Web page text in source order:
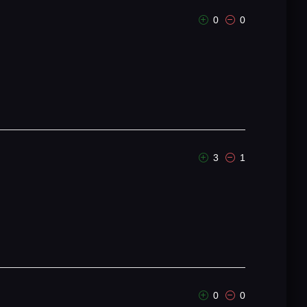
0 0
3 1
0 0